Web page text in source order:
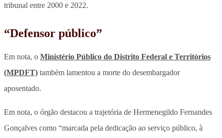
tribunal entre 2000 e 2022.
“Defensor público”
Em nota, o Ministério Público do Distrito Federal e Territórios
(MPDFT) também lamentou a morte do desembargador
aposentado.
Em nota, o órgão destacou a trajetória de Hermenegildo Fernandes
Gonçalves como “marcada pela dedicação ao serviço público, à